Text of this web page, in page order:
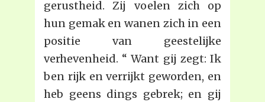
gerustheid. Zij voelen zich op
hun gemak en wanen zich in een
positie van geestelijke
verhevenheid. “ Want gij zegt: Ik
ben rijk en verrijkt geworden, en
heb geens dings gebrek; en gij